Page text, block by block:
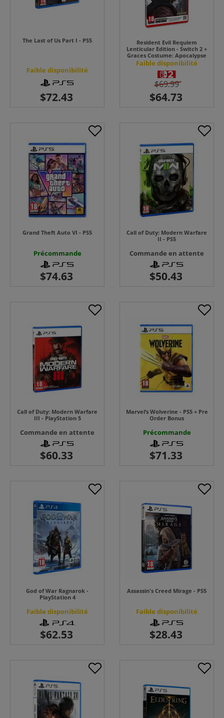
The Last of Us Part I - PS5
Faible disponibilité
Resident Evil Requiem
Lenticular Edition - Switch 2 +
Graces Costume: Apocalypse
Faible disponibilité
$69.99
Grand Theft Auto VI - PS5
Précommande
Call of Duty: Modern Warfare
II - PS5
Commande en attente
Call of Duty: Modern Warfare
III - PlayStation 5
Commande en attente
Marvel’s Wolverine - PS5 + Pre
Order Bonus
Précommande
God of War Ragnarok -
PlayStation 4
Faible disponibilité
Assassin's Creed Mirage - PS5
Faible disponibilité